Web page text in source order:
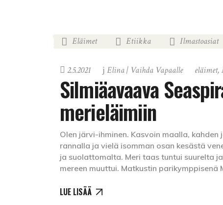
Eläimet Etiikka Ilmastoasiat
2.5.2021 Elina | Vaihda Vapaalle eläimet,
Silmiäavaava
merieläimiin
Olen järvi-ihminen. Kasvoin maalla,
rannalla ja vielä isomman osan kesästä
ja suolattomalta. Meri taas tuntui suurelta
mereen muuttui. Matkustin parikymppisenä
LUE LISÄÄ